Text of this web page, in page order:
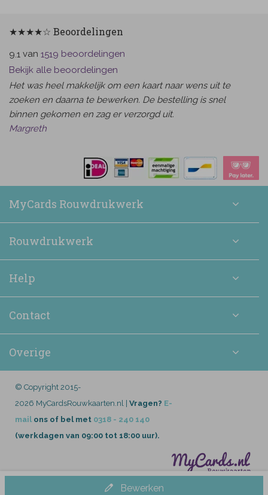
Bewerken
★★★★☆ Beoordelingen
9.1 van 1519 beoordelingen
Bekijk alle beoordelingen
Het was heel makkelijk om een kaart naar wens uit te
zoeken en daarna te bewerken. De bestelling is snel
binnen gekomen en zag er verzorgd uit.
Margreth
MyCards Rouwdrukwerk
Rouwdrukwerk
Help
Contact
Overige
© Copyright 2015-
2026 MyCardsRouwkaarten.nl | Vragen? E-
mail ons of bel met 0318 - 240 140
(werkdagen van 09:00 tot 18:00 uur).